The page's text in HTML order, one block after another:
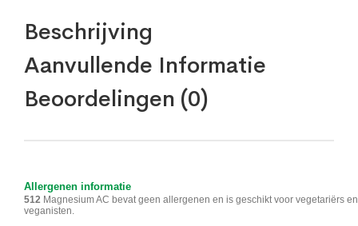
Beschrijving
Aanvullende Informatie
Beoordelingen (0)
Allergenen informatie
512 Magnesium AC bevat geen allergenen en is geschikt voor vegetariërs en
veganisten.